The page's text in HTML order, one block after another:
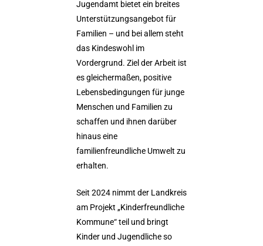
Jugendamt bietet ein breites
Unterstützungsangebot für
Familien – und bei allem steht
das Kindeswohl im
Vordergrund. Ziel der Arbeit ist
es gleichermaßen, positive
Lebensbedingungen für junge
Menschen und Familien zu
schaffen und ihnen darüber
hinaus eine
familienfreundliche Umwelt zu
erhalten.
Seit 2024 nimmt der Landkreis
am Projekt „Kinderfreundliche
Kommune“ teil und bringt
Kinder und Jugendliche so